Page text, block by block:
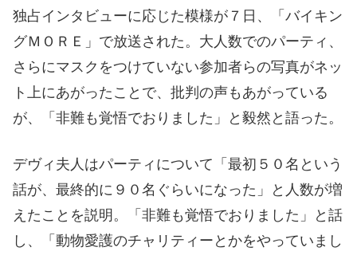
独占インタビューに応じた模様が７日、「バイキン
グＭＯＲＥ」で放送された。大人数でのパーティ、
さらにマスクをつけていない参加者らの写真がネッ
ト上にあがったことで、批判の声もあがっている
が、「非難も覚悟でおりました」と毅然と語った。
デヴィ夫人はパーティについて「最初５０名という
話が、最終的に９０名ぐらいになった」と人数が増
えたことを説明。「非難も覚悟でおりました」と話
し、「動物愛護のチャリティーとかをやっていまし